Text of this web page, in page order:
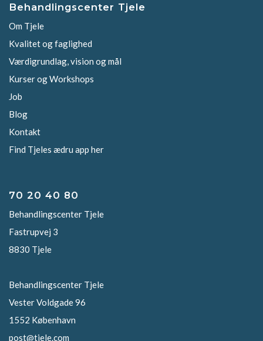
Behandlingscenter Tjele
Om Tjele
Kvalitet og faglighed
Værdigrundlag, vision og mål
Kurser og Workshops
Job
Blog
Kontakt
Find Tjeles ædru app her
70 20 40 80
Behandlingscenter Tjele
Fastrupvej 3
8830 Tjele
Behandlingscenter Tjele
Vester Voldgade 96
1552 København
post@tjele.com